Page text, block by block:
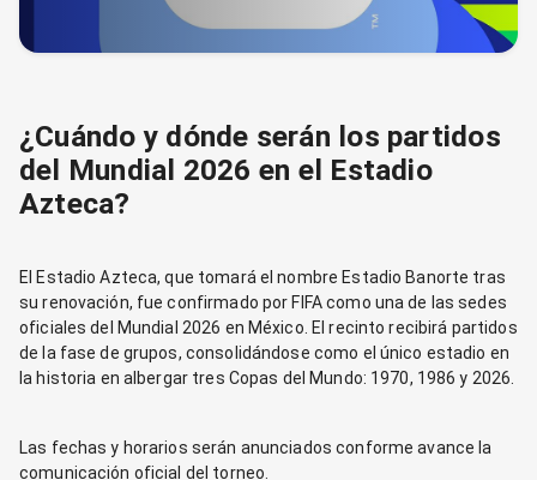
¿Cuándo y dónde serán los partidos
del Mundial 2026 en el Estadio
Azteca?
El Estadio Azteca, que tomará el nombre Estadio Banorte tras
su renovación, fue confirmado por FIFA como una de las sedes
oficiales del Mundial 2026 en México. El recinto recibirá partidos
de la fase de grupos, consolidándose como el único estadio en
la historia en albergar tres Copas del Mundo: 1970, 1986 y 2026.
Las fechas y horarios serán anunciados conforme avance la
comunicación oficial del torneo.